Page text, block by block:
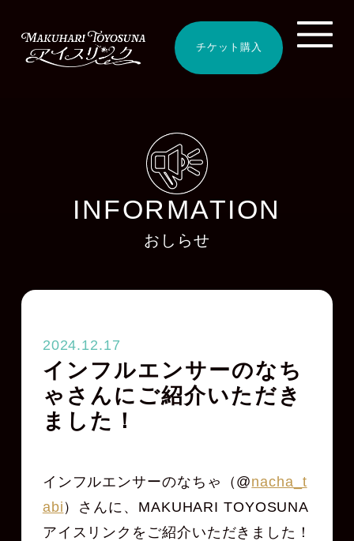
チケット購入
INFORMATION
おしらせ
2024.12.17
インフルエンサーのなち
ゃさんにご紹介いただき
ました！
インフルエンサーのなちゃ（@nacha_t
abi ）さんに、MAKUHARI TOYOSUNA
アイスリンクをご紹介いただきました！